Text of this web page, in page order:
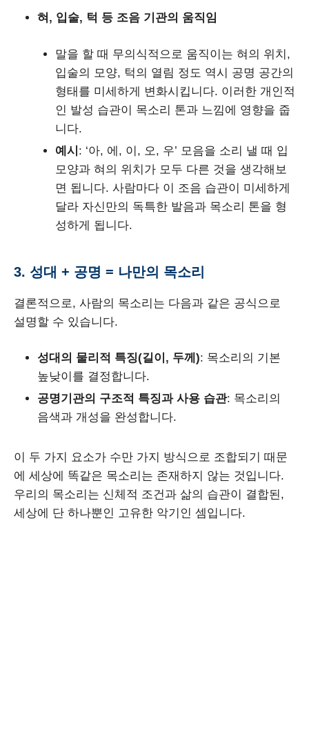
혀, 입술, 턱 등 조음 기관의 움직임
말을 할 때 무의식적으로 움직이는 혀의 위치,
입술의 모양, 턱의 열림 정도 역시 공명 공간의
형태를 미세하게 변화시킵니다. 이러한 개인적
인 발성 습관이 목소리 톤과 느낌에 영향을 줍
니다.
예시 : ‘아, 에, 이, 오, 우’ 모음을 소리 낼 때 입
모양과 혀의 위치가 모두 다른 것을 생각해보
면 됩니다. 사람마다 이 조음 습관이 미세하게
달라 자신만의 독특한 발음과 목소리 톤을 형
성하게 됩니다.
3. 성대 + 공명 = 나만의 목소리
결론적으로, 사람의 목소리는 다음과 같은 공식으로
설명할 수 있습니다.
성대의 물리적 특징(길이, 두께): 목소리의 기본
높낮이를 결정합니다.
공명기관의 구조적 특징과 사용 습관: 목소리의
음색과 개성을 완성합니다.
이 두 가지 요소가 수만 가지 방식으로 조합되기 때문
에 세상에 똑같은 목소리는 존재하지 않는 것입니다.
우리의 목소리는 신체적 조건과 삶의 습관이 결합된,
세상에 단 하나뿐인 고유한 악기인 셈입니다.